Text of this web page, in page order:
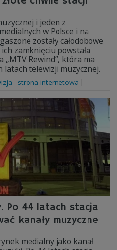
i jeden z
w Polsce i na
zostały całodobowe
zamknięciu powstała
Rewind”, która ma
latach telewizji muzycznej.
strona internetowa
Po 44 latach stacja
kanały muzyczne
medialny jako kanał